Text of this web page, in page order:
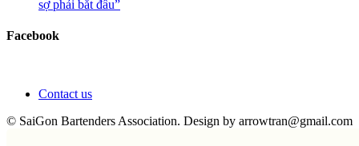
sợ phải bắt đầu”
Facebook
Contact us
© SaiGon Bartenders Association. Design by arrowtran@gmail.com